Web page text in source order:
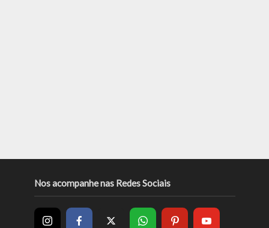
Nos acompanhe nas Redes Sociais